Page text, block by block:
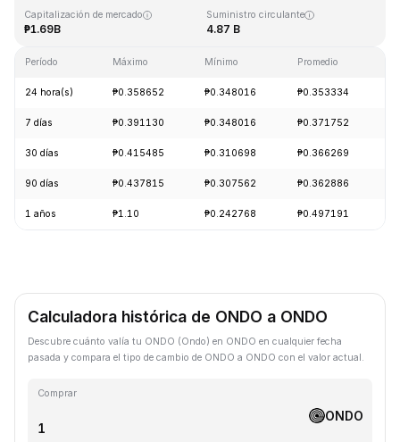
Capitalización de mercado
₱1.69B
Suministro circulante
4.87 B
Período Máximo Mínimo Promedio
24 hora(s) ₱0.358652 ₱0.348016 ₱0.353334
7 días ₱0.391130 ₱0.348016 ₱0.371752
30 días ₱0.415485 ₱0.310698 ₱0.366269
90 días ₱0.437815 ₱0.307562 ₱0.362886
1 años ₱1.10 ₱0.242768 ₱0.497191
Calculadora histórica de ONDO a ONDO
Descubre cuánto valía tu ONDO (Ondo) en ONDO en cualquier fecha
pasada y compara el tipo de cambio de ONDO a ONDO con el valor actual.
Comprar
ONDO